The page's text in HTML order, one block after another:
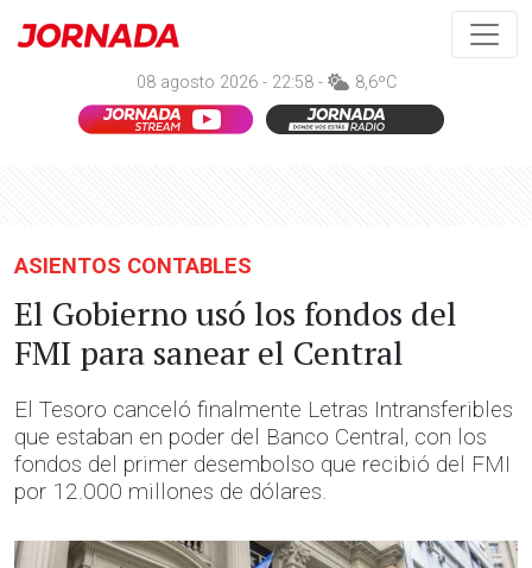
08 agosto 2026 - 22:58 - 8,6ºC
ASIENTOS CONTABLES
El Gobierno usó los fondos del
FMI para sanear el Central
El Tesoro canceló finalmente Letras Intransferibles
que estaban en poder del Banco Central, con los
fondos del primer desembolso que recibió del FMI
por 12.000 millones de dólares.